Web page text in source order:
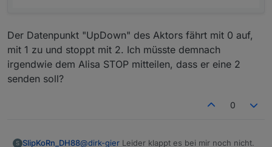
Der Datenpunkt "UpDown" des Aktors fährt mit 0 auf,
mit 1 zu und stoppt mit 2. Ich müsste demnach
irgendwie dem Alisa STOP mitteilen, dass er eine 2
senden soll?
0
S SlipKoRn_DH88@dirk-gier Leider klappt es bei mir noch nicht.